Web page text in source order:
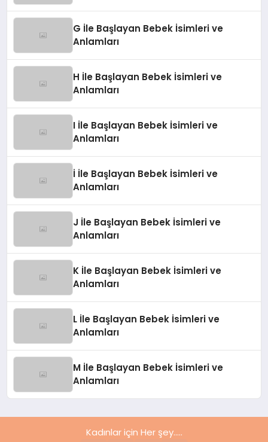
G İle Başlayan Bebek İsimleri ve
Anlamları
H İle Başlayan Bebek İsimleri ve
Anlamları
I İle Başlayan Bebek İsimleri ve
Anlamları
İ İle Başlayan Bebek İsimleri ve
Anlamları
J İle Başlayan Bebek İsimleri ve
Anlamları
K İle Başlayan Bebek İsimleri ve
Anlamları
L İle Başlayan Bebek İsimleri ve
Anlamları
M İle Başlayan Bebek İsimleri ve
Anlamları
Kadınlar için Her şey.....